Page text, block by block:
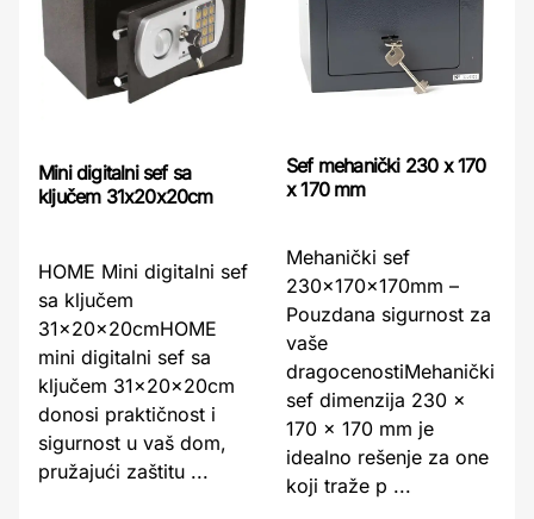
Mini digitalni sef sa
ključem 31x20x20cm
HOME Mini digitalni sef
sa ključem
31x20x20cmHOME
mini digitalni sef sa
ključem 31x20x20cm
donosi praktičnost i
sigurnost u vaš dom,
pružajući zaštitu ...
Sef mehanički 230 x 170
x 170 mm
Mehanički sef
230x170x170mm –
Pouzdana sigurnost za
vaše
dragocenostiMehanički
sef dimenzija 230 x
170 x 170 mm je
idealno rešenje za one
koji traže p ...